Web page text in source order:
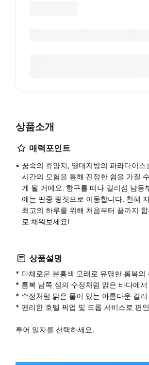
상품소개
매력포인트
꿈속의 휴양지, 열대지방의 파라다이
시간의 모험을 통해 진정한 쉼을 가질
게 될 거예요. 항구를 떠나 길리섬 남
에는 딴중 링짓으로 이동합니다. 천혜
최고의 하루를 위해 처음부터 끝까지
로 채워보세요!
상품설명
* 다채로운 분홍색 모래로 유명한 롬복
* 롬복 남쪽 섬의 수정처럼 맑은 바다에
* 수정처럼 맑은 물이 있는 아름다운 길
* 편리한 호텔 픽업 및 드롭 서비스로 편
투어 일자를 선택하세요.